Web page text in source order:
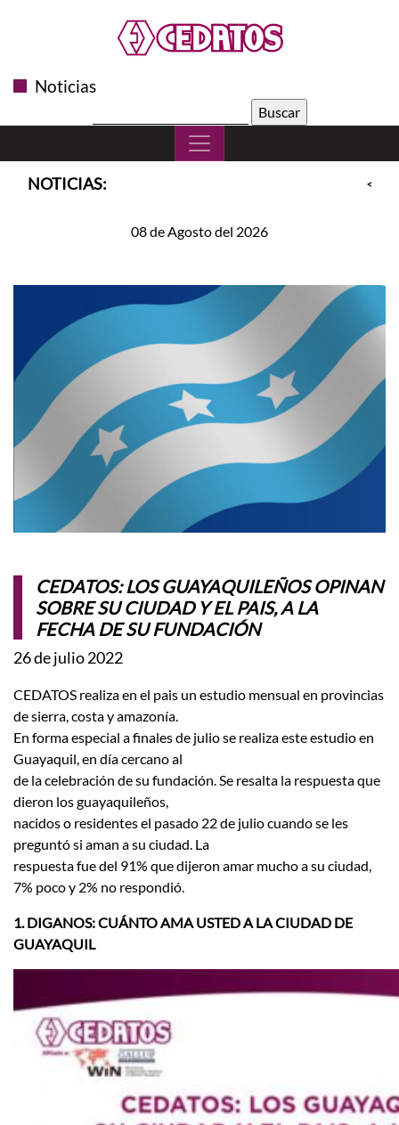
Noticias
NOTICIAS: <<
08 de Agosto del 2026
CEDATOS: LOS GUAYAQUILEÑOS OPINAN
SOBRE SU CIUDAD Y EL PAIS, A LA
FECHA DE SU FUNDACIÓN
26 de julio 2022
CEDATOS realiza en el pais un estudio mensual en provincias
de sierra, costa y amazonía.
En forma especial a finales de julio se realiza este estudio en
Guayaquil, en día cercano al
de la celebración de su fundación. Se resalta la respuesta que
dieron los guayaquileños,
nacidos o residentes el pasado 22 de julio cuando se les
preguntó si aman a su ciudad. La
respuesta fue del 91% que dijeron amar mucho a su ciudad,
7% poco y 2% no respondió.
1. DIGANOS: CUÁNTO AMA USTED A LA CIUDAD DE
GUAYAQUIL